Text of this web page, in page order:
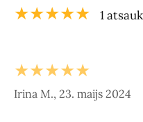
★★★★★ 1
★★★★★
Irina M., 23. maijs 2024